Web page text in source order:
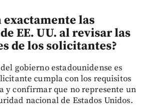
exactamente las
EE. UU. al revisar las
de los solicitantes?
gobierno estadounidense es
cumpla con los requisitos
y confirmar que no represente un
nacional de Estados Unidos.